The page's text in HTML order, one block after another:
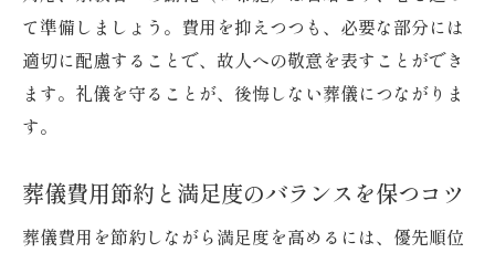
て準備しましょう。費用を抑えつつも、必要な部分には
適切に配慮することで、故人への敬意を表すことができ
ます。礼儀を守ることが、後悔しない葬儀につながりま
す。
葬儀費用節約と満足度のバランスを保つコツ
葬儀費用を節約しながら満足度を高めるには、優先順位